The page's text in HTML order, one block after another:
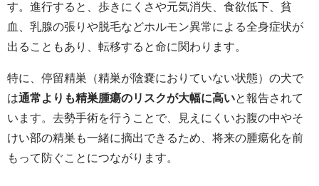
す。進行すると、歩きにくさや元気消失、食欲低下、貧
血、乳腺の張りや脱毛などホルモン異常による全身症状が
出ることもあり、転移すると命に関わります。
特に、停留精巣（精巣が陰嚢におりていない状態）の犬で
は通常よりも精巣腫瘍のリスクが大幅に高いと報告されて
います。去勢手術を行うことで、見えにくいお腹の中やそ
けい部の精巣も一緒に摘出できるため、将来の腫瘍化を前
もって防ぐことにつながります。